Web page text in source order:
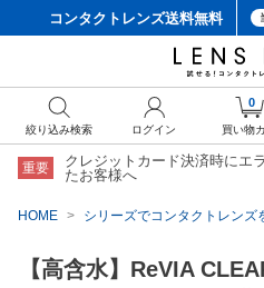
コンタクトレンズ送料無料
重要
クレジットカード決済時にエ
たお客様へ
HOME シリーズでコンタクトレンズ
【高含水】ReVIA
絞り込み検索 ログイン
0
買い物